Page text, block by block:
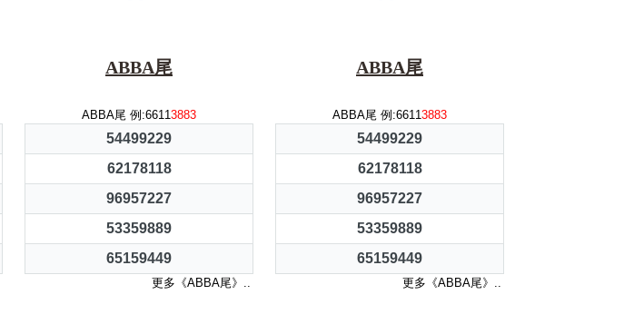
ABBA尾
ABBA尾 例:66113883
54499229
62178118
96957227
53359889
65159449
更多《ABBA尾》..
ABBA尾
ABBA尾 例:66113883
54499229
62178118
96957227
53359889
65159449
更多《ABBA尾》..